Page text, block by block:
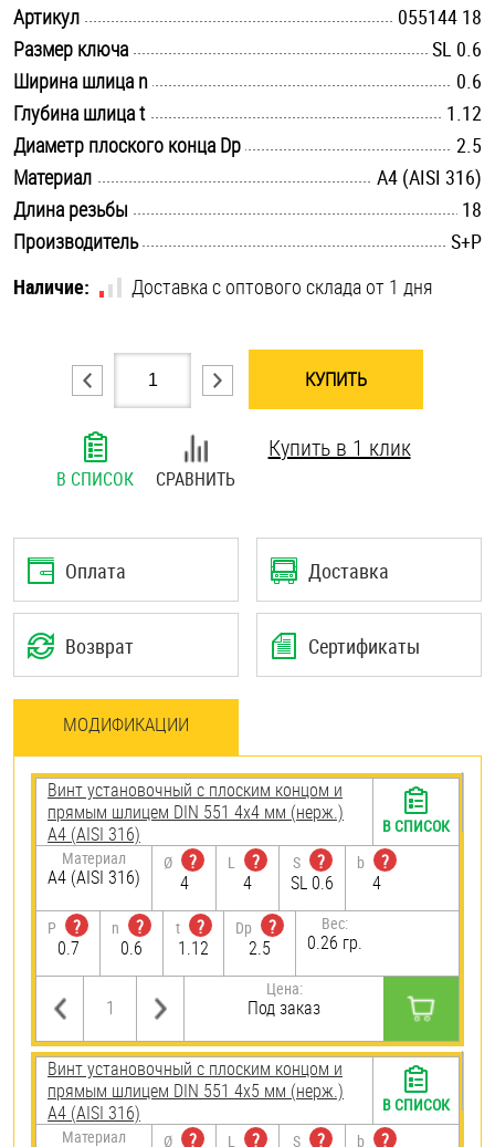
Хомуты
Шайбы
Шпильки
Шплинты
Штифты и пальцы
Артикул
055144 18
Размер ключа
SL 0.6
Ширина шлица n
0.6
Глубина шлица t
1.12
Диаметр плоского конца Dp
2.5
Материал
A4 (AISI 316)
Длина резьбы
18
Производитель
S+P
Наличие:
Доставка с оптового склада от 1 дня
КУПИТЬ
В СПИСОК СРАВНИТЬ
Купить в 1 клик
Оплата Доставка
Возврат Сертификаты
МОДИФИКАЦИИ
Винт установочный с плоским концом и
прямым шлицем DIN 551 4х4 мм (нерж.)
A4 (AISI 316)
Материал
A4 (AISI 316)
Ø
?
4
L
?
4
S
?
SL 0.6
b
?
4
P
?
0.7
n
?
0.6
t
?
1.12
Dp
?
2.5
Вес:
0.26 гр.
Цена:
Под заказ
В СПИСОК
Винт установочный с плоским концом и
прямым шлицем DIN 551 4х5 мм (нерж.)
A4 (AISI 316)
Материал Ø ? L ? S ? b ?
В СПИСОК